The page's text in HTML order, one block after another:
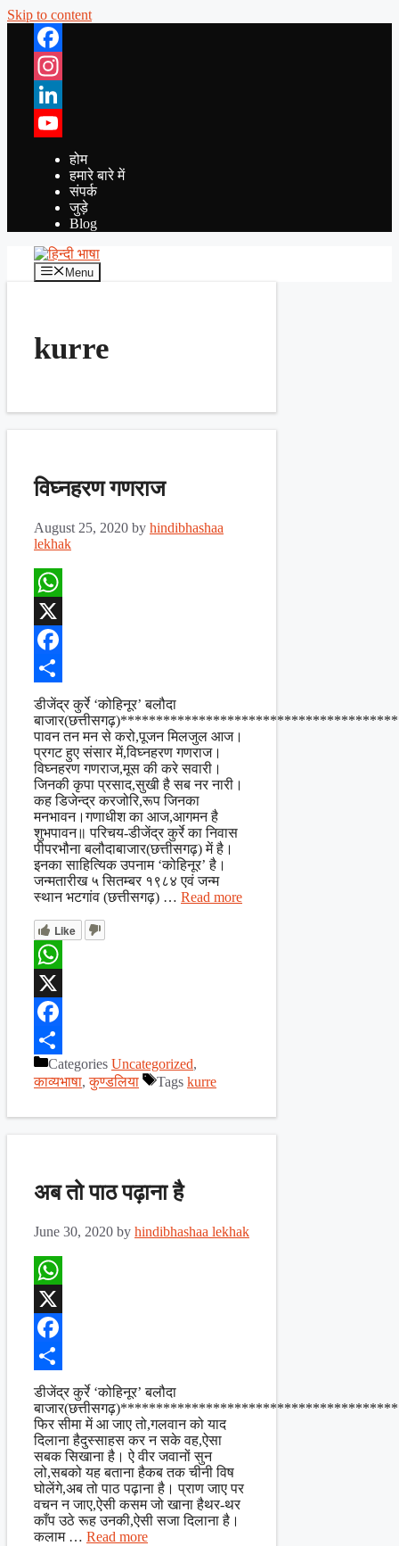
Skip to content
Facebook
Instagram
LinkedIn
YouTube
होम
हमारे बारे में
संपर्क
जुड़े
Blog
Menu
kurre
विघ्नहरण गणराज
August 25, 2020 by hindibhashaa
lekhak
WhatsApp
X
Facebook
Share
डीजेंद्र कुर्रे ‘कोहिनूर’ बलौदा
पावन तन मन से करो,पूजन मिलजुल आज।
प्रगट हुए संसार में,विघ्नहरण गणराज।
विघ्नहरण गणराज,मूस की करे सवारी।
जिनकी कृपा प्रसाद,सुखी है सब नर नारी।
कह डिजेन्द्र करजोरि,रूप जिनका
मनभावन।गणाधीश का आज,आगमन है
शुभपावन॥ परिचय-डीजेंद्र कुर्रे का निवास
पीपरभौना बलौदाबाजार(छत्तीसगढ़) में है।
इनका साहित्यिक उपनाम ‘कोहिनूर’ है।
जन्मतारीख ५ सितम्बर १९८४ एवं जन्म
स्थान भटगांव (छत्तीसगढ़) … Read more
Like
WhatsApp
X
Facebook
ShareCategories Uncategorized,
काव्यभाषा,कुण्डलिया Tags kurre
अब तो पाठ पढ़ाना है
June 30, 2020 by hindibhashaa lekhak
WhatsApp
X
Facebook
Share
डीजेंद्र कुर्रे ‘कोहिनूर’ बलौदा
फिर सीमा में आ जाए तो,गलवान को याद
दिलाना हैदुस्साहस कर न सके वह,ऐसा
सबक सिखाना है। ऐ वीर जवानों सुन
लो,सबको यह बताना हैकब तक चीनी विष
घोलेंगे,अब तो पाठ पढ़ाना है। प्राण जाए पर
वचन न जाए,ऐसी कसम जो खाना हैथर-थर
काँप उठे रूह उनकी,ऐसी सजा दिलाना है।
कलाम … Read more